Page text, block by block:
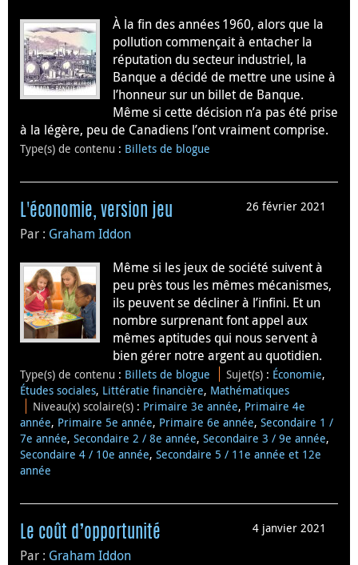
À la fin des années 1960, alors que la
pollution commençait à entacher la
réputation du secteur industriel, la
Banque a décidé de mettre une usine à
l’honneur sur un billet de Banque.
Même si cette décision n’a pas été prise
à la légère, peu de Canadiens l’ont vraiment comprise.
Type(s) de contenu : Billets de blogue
26 février 2021
L'économie, version jeu
Par : Graham Iddon
Même si les jeux de société suivent à
peu près tous les mêmes mécanismes,
ils peuvent se décliner à l’infini. Et un
nombre surprenant font appel aux
mêmes aptitudes qui nous servent à
bien gérer notre argent au quotidien.
Type(s) de contenu : Billets de blogue Sujet(s) : Économie,
Études sociales, Littératie financière, Mathématiques
Niveau(x) scolaire(s) : Primaire 3e année, Primaire 4e
année, Primaire 5e année, Primaire 6e année, Secondaire 1 /
7e année, Secondaire 2 / 8e année, Secondaire 3 / 9e année,
Secondaire 4 / 10e année, Secondaire 5 / 11e année et 12e
année
4 janvier 2021
Le coût d’opportunité
Par : Graham Iddon